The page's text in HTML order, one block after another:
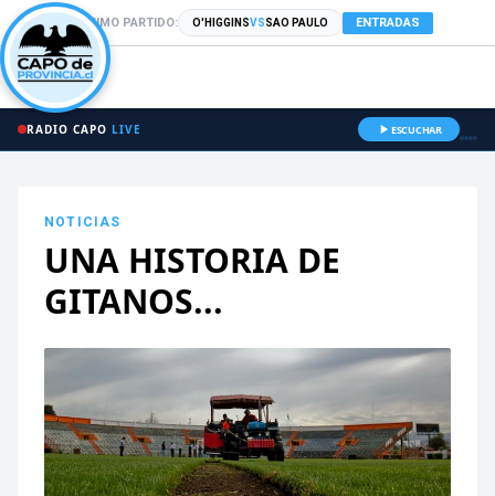
PRÓXIMO PARTIDO: O'HIGGINSVSSAO PAULO ENTRADAS
RADIO CAPO LIVE ESCUCHAR
NOTICIAS
UNA HISTORIA DE
GITANOS...